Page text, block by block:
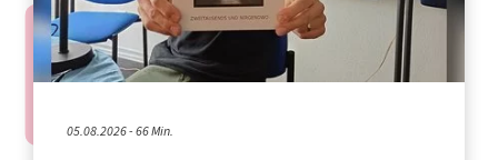
05.08.2026 - 66 Min.